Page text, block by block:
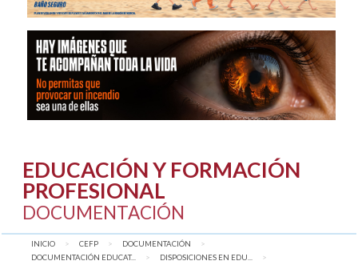
EDUCACIÓN Y FORMACIÓN
PROFESIONAL
DOCUMENTACIÓN
INICIO CEFP
DOCUMENTACIÓN
DOCUMENTACIÓN EDUCAT...
DISPOSICIONES EN EDU...